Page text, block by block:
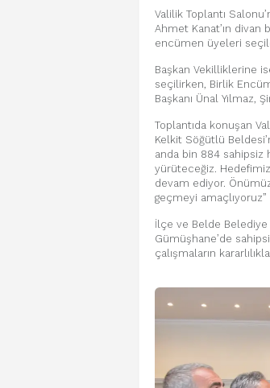
Valilik Toplantı
Ahmet Kanat’ın divan
encümen üyeleri
Başkan Vekilliklerine
seçilirken, Birlik
Başkanı Ünal Yılmaz,
Toplantıda konuşan
Kelkit Söğütlü
anda bin 884 sahipsiz
yürüteceğiz.
devam ediyor.
geçmeyi amaçlıyoruz”
İlçe ve Belde Belediye
Gümüşhane’de
çalışmaların